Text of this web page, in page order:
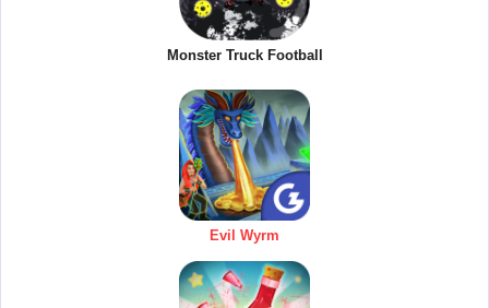
Monster Truck Football
Evil Wyrm